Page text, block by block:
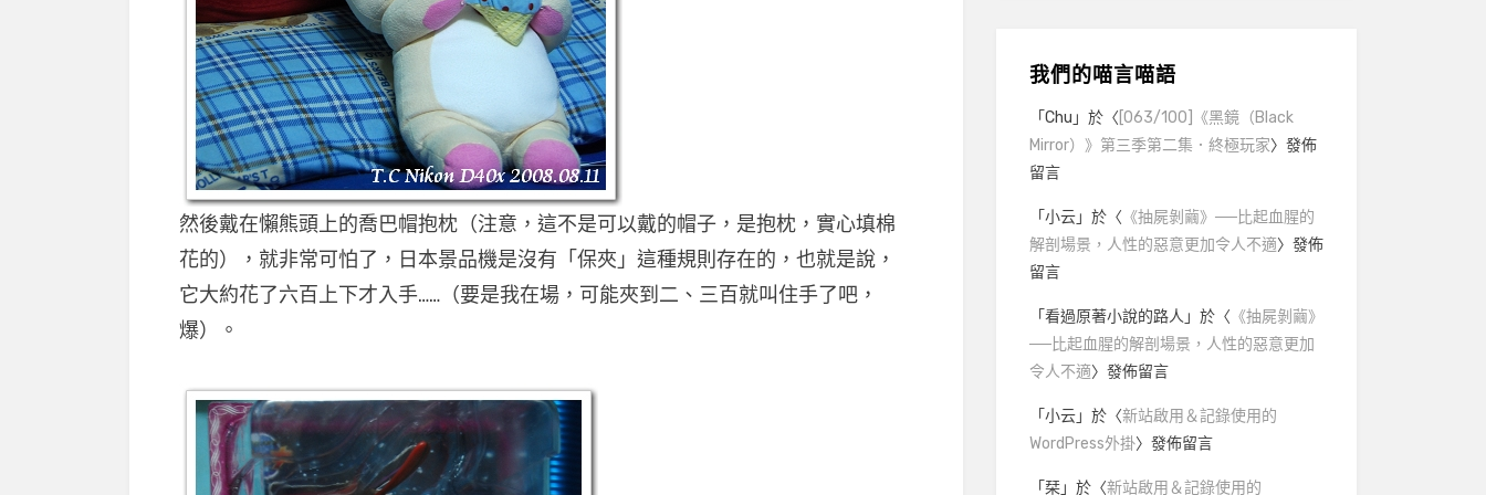
然後戴在懶熊頭上的喬巴帽抱枕（注意，這不是可以戴的帽子，是抱枕，實心填棉
花的），就非常可怕了，日本景品機是沒有「保夾」這種規則存在的，也就是說，
它大約花了六百上下才入手……（要是我在場，可能夾到二、三百就叫住手了吧，
爆）。
我們的喵言喵語
「Chu 」於〈 [063/100]《黑鏡（Black
Mirror）》第三季第二集．終極玩家〉發佈
留言
「小云」於〈 《抽屍剝繭》──比起血腥的
解剖場景，人性的惡意更加令人不適〉發佈
留言
「看過原著小說的路人 」於〈 《抽屍剝繭》
──比起血腥的解剖場景，人性的惡意更加
令人不適〉發佈留言
「小云」於〈新站啟用＆記錄使用的
WordPress外掛〉發佈留言
「栞」於〈新站啟用＆記錄使用的